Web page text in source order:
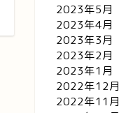
2023年5月
2023年4月
2023年3月
2023年2月
2023年1月
2022年12月
2022年11月